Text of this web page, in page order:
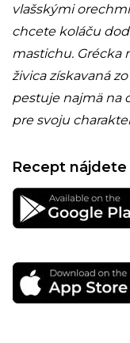
vlašskými
chcete koláču
mastichu. Grécka
živica získavaná
pestuje najmä na
pre svoju
Recept nájdete